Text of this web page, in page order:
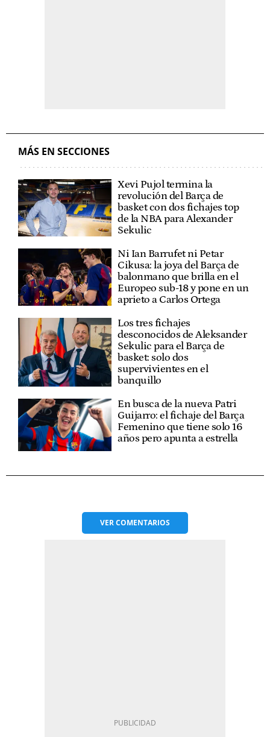
MÁS EN SECCIONES
Xevi Pujol termina la
revolución del Barça de
basket con dos fichajes top
de la NBA para Alexander
Sekulic
Ni Ian Barrufet ni Petar
Cikusa: la joya del Barça de
balonmano que brilla en el
Europeo sub-18 y pone en un
aprieto a Carlos Ortega
Los tres fichajes
desconocidos de Aleksander
Sekulic para el Barça de
basket: solo dos
supervivientes en el
banquillo
En busca de la nueva Patri
Guijarro: el fichaje del Barça
Femenino que tiene solo 16
años pero apunta a estrella
VERCOMENTARIOS